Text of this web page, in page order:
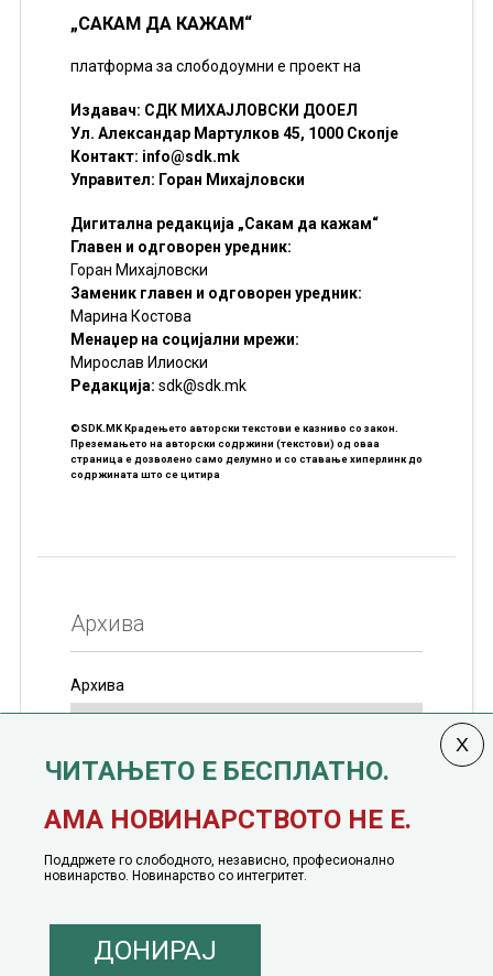
„САКАМ ДА КАЖАМ“
платформа за слободоумни е проект на
Издавач: СДК МИХАЈЛОВСКИ ДООЕЛ
Ул. Александар Мартулков 45, 1000 Скопје
Контакт: info@sdk.mk
Управител: Горан Михајловски
Дигитална редакција „Сакам да кажам“
Главен и одговорен уредник:
Горан Михајловски
Заменик главен и одговорен уредник:
Марина Костова
Менаџер на социјални мрежи:
Мирослав Илиоски
Редакцијa: sdk@sdk.mk
©SDK.MK Крадењето авторски текстови е казниво со закон.
Преземањето на авторски содржини (текстови) од оваа
страница е дозволено само делумно и со ставање хиперлинк до
содржината што се цитира
Архива
Архива
јануари, 1991 година
ЧИТАЊЕТО Е БЕСПЛАТНО.
АМА НОВИНАРСТВОТО НЕ Е.
Поддржете го слободното, независно, професионално
новинарство. Новинарство со интегритет.
ДОНИРАЈ